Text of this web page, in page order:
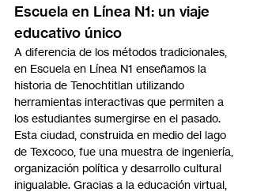
Escuela en Línea N1: un viaje
educativo único
A diferencia de los métodos tradicionales,
en Escuela en Línea N1 enseñamos la
historia de Tenochtitlan utilizando
herramientas interactivas que permiten a
los estudiantes sumergirse en el pasado.
Esta ciudad, construida en medio del lago
de Texcoco, fue una muestra de ingeniería,
organización política y desarrollo cultural
inigualable. Gracias a la educación virtual,